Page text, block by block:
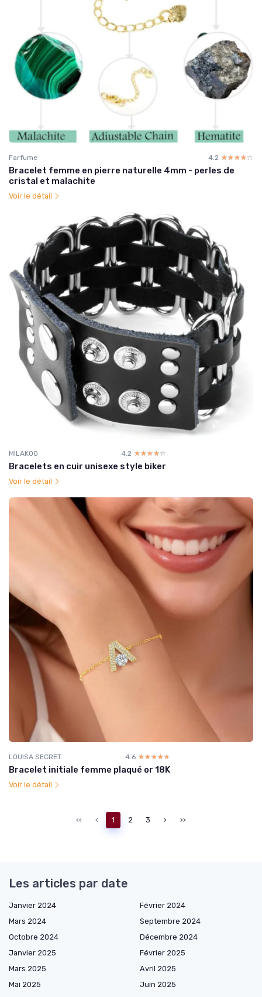
Farfume 4.2 ☆☆☆☆☆
★★★★★
Bracelet femme en pierre naturelle 4mm - perles de
cristal et malachite
Voir le détail
MILAKOO 4.2 ☆☆☆☆☆
★★★★★
Bracelets en cuir unisexe style biker
Voir le détail
LOUISA SECRET 4.6 ☆☆☆☆☆
★★★★★
Bracelet initiale femme plaqué or 18K
Voir le détail
‹‹ ‹ 1 2 3 › ››
Les articles par date
Janvier 2024
Février 2024
Mars 2024
Septembre 2024
Octobre 2024
Décembre 2024
Janvier 2025
Février 2025
Mars 2025
Avril 2025
Mai 2025
Juin 2025